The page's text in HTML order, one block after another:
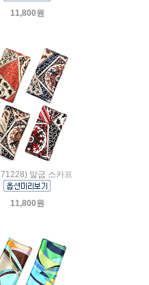
11,800원
말굽 스카프
11,800원